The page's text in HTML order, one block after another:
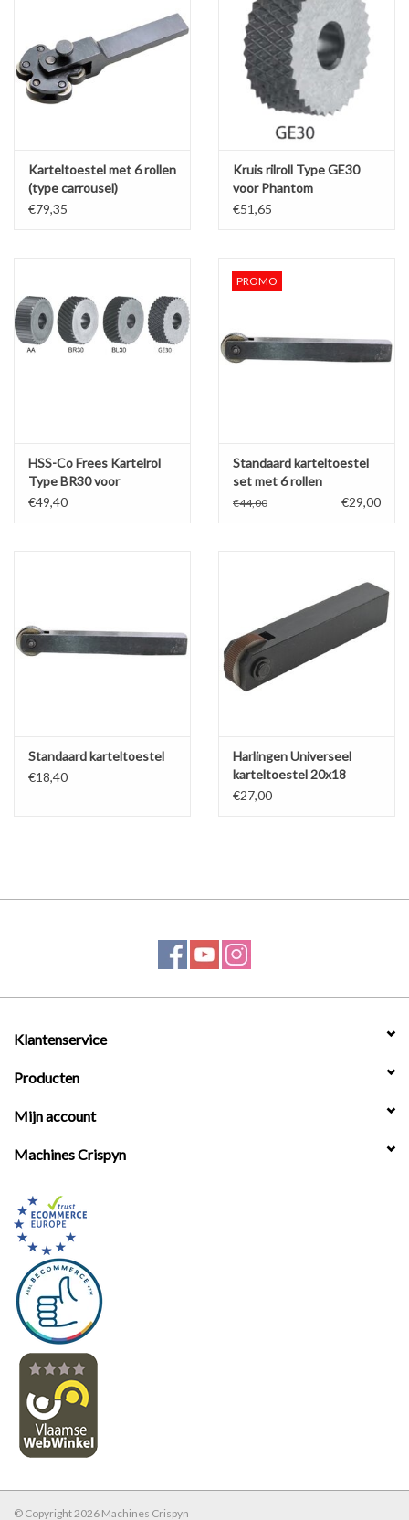
Karteltoestel met 6 rollen
(type carrousel)
€79,35
Kruis rilroll Type GE30
voor Phantom
karteltoestel
€51,65
HSS-Co Frees Kartelrol
Type BR30 voor
MFCNC(S)
€49,40
PROMO
Standaard karteltoestel
set met 6 rollen
€44,00 €29,00
Standaard karteltoestel
€18,40
Harlingen Universeel
karteltoestel 20x18
€27,00
Klantenservice
Producten
Mijn account
Machines Crispyn
© Copyright 2026 Machines Crispyn